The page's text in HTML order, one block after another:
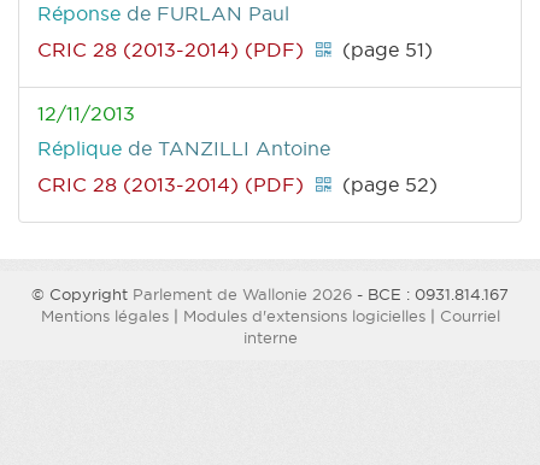
Réponse de FURLAN Paul
CRIC 28 (2013-2014) (PDF)
(page 51)
12/11/2013
Réplique de TANZILLI Antoine
CRIC 28 (2013-2014) (PDF)
(page 52)
© Copyright Parlement de Wallonie 2026 - BCE : 0931.814.167
Mentions légales| Modules d'extensions logicielles| Courriel
interne